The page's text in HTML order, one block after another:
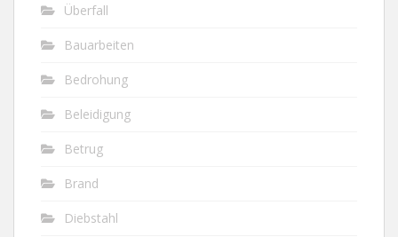
Überfall
Bauarbeiten
Bedrohung
Beleidigung
Betrug
Brand
Diebstahl